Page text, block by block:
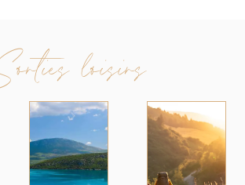
loisirs
Voir plus